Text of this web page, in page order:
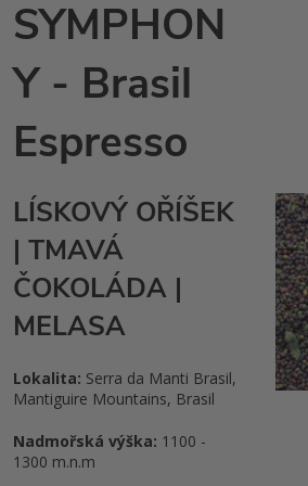
SYMPHON
Y - Brasil
Espresso
LÍSKOVÝ OŘÍŠEK
| TMAVÁ
ČOKOLÁDA |
MELASA
Lokalita: Serra da Manti Brasil,
Mantiguire Mountains, Brasil
Nadmořská výška: 1100 -
1300 m.n.m